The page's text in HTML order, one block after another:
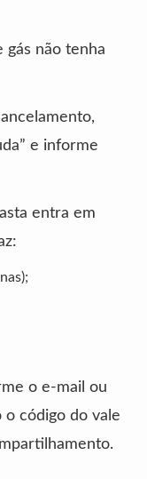
gás não tenha
e informe
entra em
o e-mail ou
código do vale